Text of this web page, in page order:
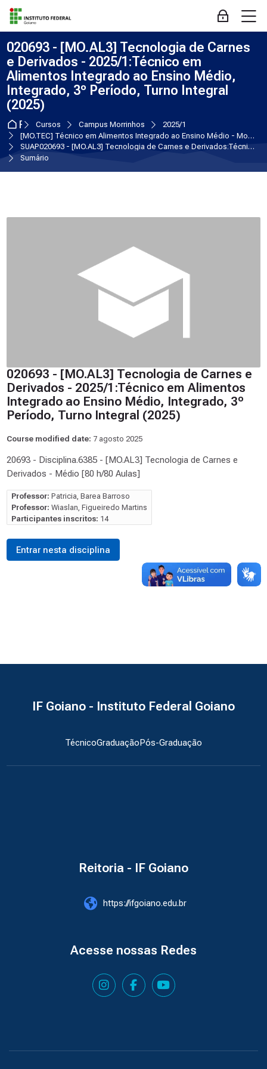
Skip to navigation
Skip to login form
Ir para o conteúdo principal
Skip to accessibility options
Skip to footer
Skip accessibility options
Acessar
020693 - [MO.AL3] Tecnologia de Carnes
e Derivados - 2025/1:Técnico em
Alimentos Integrado ao Ensino Médio,
Integrado, 3º Período, Turno Integral
(2025)
Página inicial
Cursos Campus Morrinhos
2025/1
[MO.TEC] Técnico em Alimentos Integrado ao Ensino Médio - Morrinhos
SUAP020693 - [MO.AL3] Tecnologia de Carnes e Derivados:Técnico em Alimentos Integrado ao Ensino Médio, Integrado, 3º Período, Turno Integral (2025)
Sumário
020693 - [MO.AL3] Tecnologia de Carnes e
Derivados - 2025/1:Técnico em Alimentos
Integrado ao Ensino Médio, Integrado, 3º
Período, Turno Integral (2025)
Course modified date: 7 agosto 2025
20693 - Disciplina.6385 - [MO.AL3] Tecnologia de Carnes e
Derivados - Médio [80 h/80 Aulas]
Professor: Patricia, Barea Barroso
Professor: Wiaslan, Figueiredo Martins
Participantes inscritos: 14
Entrar nesta disciplina
IF Goiano - Instituto Federal Goiano
TécnicoGraduaçãoPós-Graduação
Reitoria - IF Goiano
https://ifgoiano.edu.br
Acesse nossas Redes